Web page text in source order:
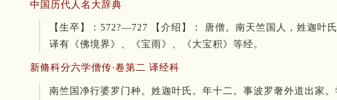
中国历代人名大辞典
【生卒】：572?—727 【介绍】： 唐僧。南天竺国人，姓迦叶
译有《佛境界》、《宝雨》、《大宝积》等经。
新脩科分六学僧传·卷第二 译经科
南竺国净行婆罗门种。 姓迦叶氏。 年十二。 事波罗奢外道出家。